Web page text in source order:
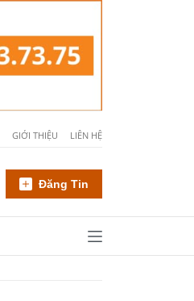
GIỚI THIỆU LIÊN HỆ
Đăng Tin